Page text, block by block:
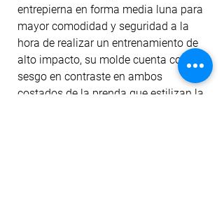
entrepierna en forma media luna para
mayor comodidad y seguridad a la
hora de realizar un entrenamiento de
alto impacto, su molde cuenta con un
sesgo en contraste en ambos
costados de la prenda que estilizan la